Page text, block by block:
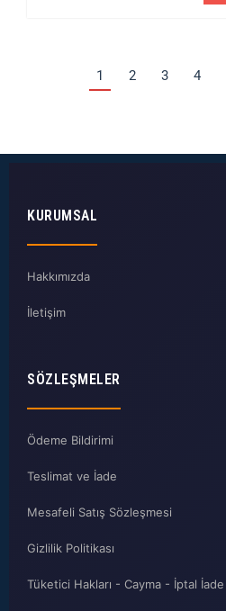
1 2 3 4
KURUMSAL
Hakkımızda
İletişim
SÖZLEŞMELER
Ödeme Bildirimi
Teslimat ve İade
Mesafeli Satış Sözleşmesi
Gizlilik Politikası
Tüketici Hakları - Cayma - İptal İade